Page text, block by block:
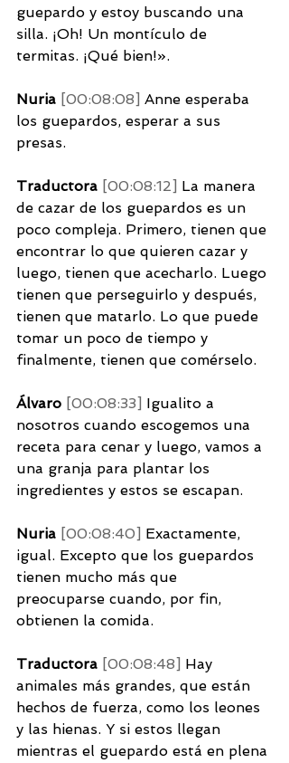
guepardo y estoy buscando una
silla. ¡Oh! Un montículo de
termitas. ¡Qué bien!».
Nuria [00:08:08] Anne esperaba
los guepardos, esperar a sus
presas.
Traductora [00:08:12] La manera
de cazar de los guepardos es un
poco compleja. Primero, tienen que
encontrar lo que quieren cazar y
luego, tienen que acecharlo. Luego
tienen que perseguirlo y después,
tienen que matarlo. Lo que puede
tomar un poco de tiempo y
finalmente, tienen que comérselo.
Álvaro [00:08:33] Igualito a
nosotros cuando escogemos una
receta para cenar y luego, vamos a
una granja para plantar los
ingredientes y estos se escapan.
Nuria [00:08:40] Exactamente,
igual. Excepto que los guepardos
tienen mucho más que
preocuparse cuando, por fin,
obtienen la comida.
Traductora [00:08:48] Hay
animales más grandes, que están
hechos de fuerza, como los leones
y las hienas. Y si estos llegan
mientras el guepardo está en plena